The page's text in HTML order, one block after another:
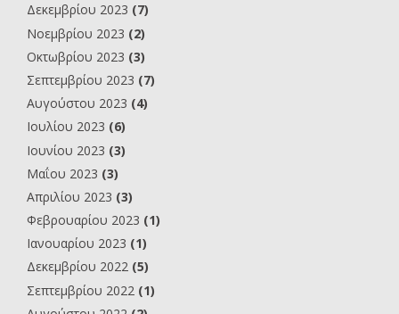
Δεκεμβρίου 2023 (7)
Νοεμβρίου 2023 (2)
Οκτωβρίου 2023 (3)
Σεπτεμβρίου 2023 (7)
Αυγούστου 2023 (4)
Ιουλίου 2023 (6)
Ιουνίου 2023 (3)
Μαΐου 2023 (3)
Απριλίου 2023 (3)
Φεβρουαρίου 2023 (1)
Ιανουαρίου 2023 (1)
Δεκεμβρίου 2022 (5)
Σεπτεμβρίου 2022 (1)